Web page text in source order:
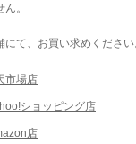
。
て、お買い求めください
市場店
ショッピング店
店